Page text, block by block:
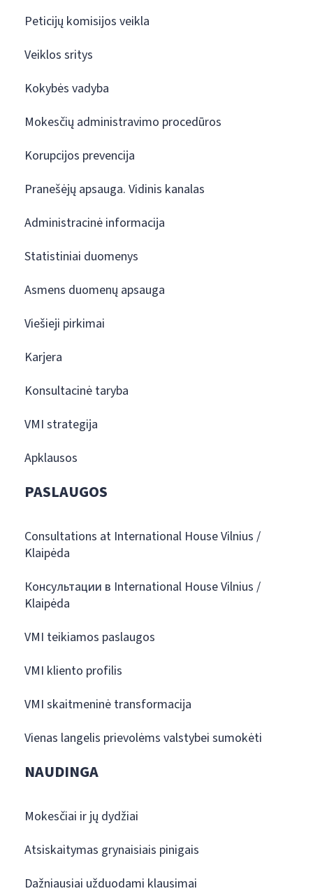
Peticijų komisijos veikla
Veiklos sritys
Kokybės vadyba
Mokesčių administravimo procedūros
Korupcijos prevencija
Pranešėjų apsauga. Vidinis kanalas
Administracinė informacija
Statistiniai duomenys
Asmens duomenų apsauga
Viešieji pirkimai
Karjera
Konsultacinė taryba
VMI strategija
Apklausos
PASLAUGOS
Consultations at International House Vilnius /
Klaipėda
Консультации в International House Vilnius /
Klaipėda
VMI teikiamos paslaugos
VMI kliento profilis
VMI skaitmeninė transformacija
Vienas langelis prievolėms valstybei sumokėti
NAUDINGA
Mokesčiai ir jų dydžiai
Atsiskaitymas grynaisiais pinigais
Dažniausiai užduodami klausimai